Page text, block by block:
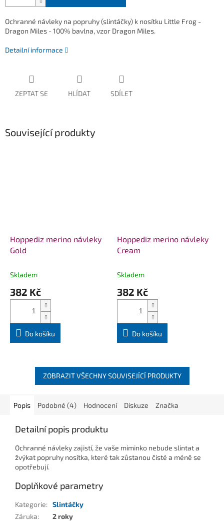
Ochranné návleky na popruhy (slintáčky) k nosítku Little Frog -
Dragon Miles - 100% bavlna, vzor Dragon Miles.
Detailní informace
ZEPTAT SE HLÍDAT SDÍLET
Související produkty
Hoppediz merino návleky
Gold
Skladem
382 Kč
Do košíku
Hoppediz merino návleky
Cream
Skladem
382 Kč
Do košíku
ZOBRAZIT VŠECHNY SOUVISEJÍCÍ PRODUKTY
Popis Podobné (4) Hodnocení Diskuze Značka
Detailní popis produktu
Ochranné návleky zajistí, že vaše miminko nebude slintat a
žvýkat popruhy nosítka, které tak zůstanou čisté a méně se
opotřebují.
Doplňkové parametry
Kategorie: Slintáčky
Záruka:
2 roky